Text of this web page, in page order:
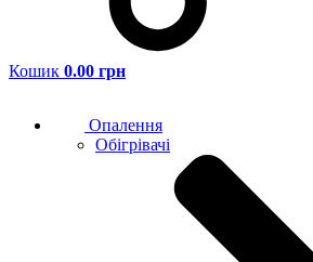
Кошик 0.00 грн
Опалення
Обігрівачі